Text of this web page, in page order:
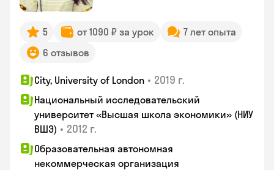
5 от 1090 ₽ за урок
7 лет опыта
6 отзывов
City, University of London • 2019 г.
Национальный исследовательский
университет «Высшая школа экономики» (НИУ
ВШЭ) • 2012 г.
Образовательная автономная
некоммерческая организация